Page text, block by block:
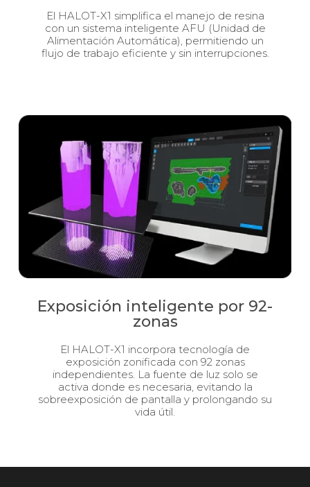
El HALOT-X1 simplifica el manejo de resina
con un sistema inteligente AFU (Unidad de
Alimentación Automática), permitiendo un
flujo de trabajo eficiente y sin interrupciones.
Exposición inteligente por 92-
zonas
El HALOT-X1 incorpora tecnología de
exposición zonificada con 92 zonas
independientes. La fuente de luz solo se
activa donde es necesaria, evitando la
sobreexposición de pantalla y prolongando su
vida útil.